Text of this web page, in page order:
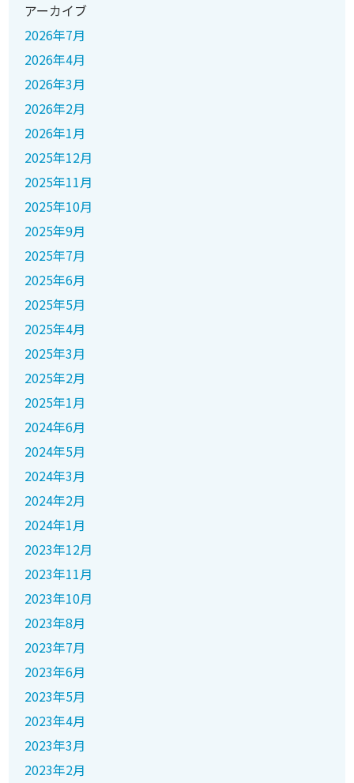
アーカイブ
2026年7月
2026年4月
2026年3月
2026年2月
2026年1月
2025年12月
2025年11月
2025年10月
2025年9月
2025年7月
2025年6月
2025年5月
2025年4月
2025年3月
2025年2月
2025年1月
2024年6月
2024年5月
2024年3月
2024年2月
2024年1月
2023年12月
2023年11月
2023年10月
2023年8月
2023年7月
2023年6月
2023年5月
2023年4月
2023年3月
2023年2月